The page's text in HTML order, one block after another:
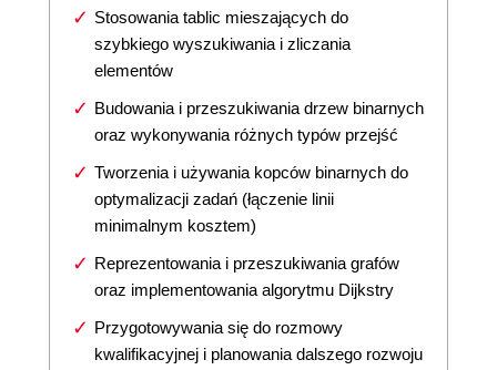
Stosowania tablic mieszających do
szybkiego wyszukiwania i zliczania
elementów
Budowania i przeszukiwania drzew binarnych
oraz wykonywania różnych typów przejść
Tworzenia i używania kopców binarnych do
optymalizacji zadań (łączenie linii
minimalnym kosztem)
Reprezentowania i przeszukiwania grafów
oraz implementowania algorytmu Dijkstry
Przygotowywania się do rozmowy
kwalifikacyjnej i planowania dalszego rozwoju